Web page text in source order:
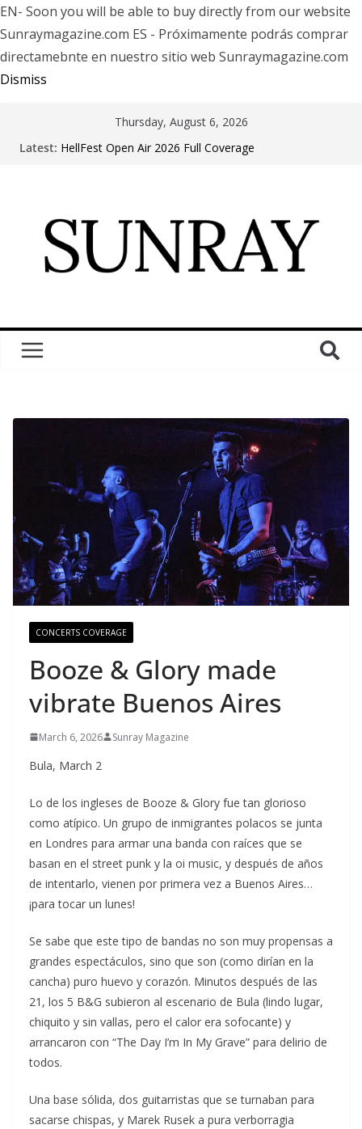
EN- Soon you will be able to buy directly from our website
Sunraymagazine.com ES - Próximamente podrás comprar
directamebnte en nuestro sitio web Sunraymagazine.com
Dismiss
Thursday, August 6, 2026
Latest: Arde La Sangre en Encuentro Club
HellFest Open Air 2026 Full Coverage
Fear Factory live at Groove, Buenos Aires, celebrating
30 years of “Demanufacture”
CONCERTS COVERAGE
Booze & Glory made
vibrate Buenos Aires
March 6, 2026 Sunray Magazine
Bula, March 2
Lo de los ingleses de Booze & Glory fue tan glorioso
como atípico. Un grupo de inmigrantes polacos se junta
en Londres para armar una banda con raíces que se
basan en el street punk y la oi music, y después de años
de intentarlo, vienen por primera vez a Buenos Aires…
¡para tocar un lunes!
Se sabe que este tipo de bandas no son muy propensas a
grandes espectáculos, sino que son (como dirían en la
cancha) puro huevo y corazón. Minutos después de las
21, los 5 B&G subieron al escenario de Bula (lindo lugar,
chiquito y sin vallas, pero el calor era sofocante) y
arrancaron con “The Day I’m In My Grave” para delirio de
todos.
Una base sólida, dos guitarristas que se turnaban para
sacarse chispas, y Marek Rusek a pura verborragia